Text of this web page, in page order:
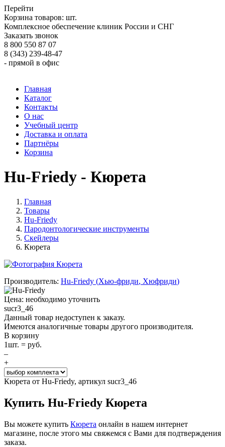
Перейти
Корзина товаров: шт.
Комплексное обеспечение клиник России и СНГ
Заказать звонок
8 800 550 87 07
8 (343) 239-48-47
- прямой в офис
Главная
Каталог
Контакты
О нас
Учебный центр
Доставка и оплата
Партнёры
Корзина
Hu-Friedy - Кюрета
Главная
Товары
Hu-Friedy
Пародонтологические инструменты
Скейлеры
Кюрета
Производитель: Hu-Friedy (Хью-фриди, Хюфриди)
Цена: необходимо уточнить
sucr3_46
Данный товар недоступен к заказу.
Имеются аналогичные товары другого производителя.
В корзину
1шт. = руб.
–
+
Кюрета от Hu-Friedy, артикул sucr3_46
Купить Hu-Friedy Кюрета
Вы можете купить Кюрета онлайн в нашем интернет
магазине, после этого мы свяжемся с Вами для подтверждения
заказа.